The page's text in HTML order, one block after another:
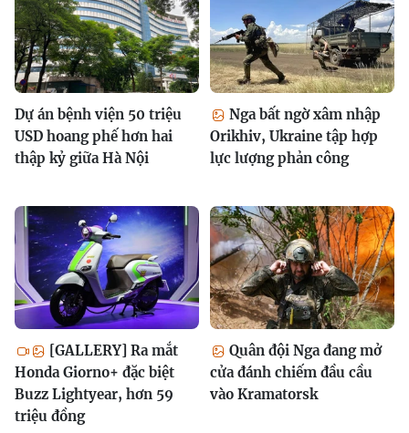
Dự án bệnh viện 50 triệu
USD hoang phế hơn hai
thập kỷ giữa Hà Nội
Nga bất ngờ xâm nhập
Orikhiv, Ukraine tập hợp
lực lượng phản công
[GALLERY] Ra mắt
Honda Giorno+ đặc biệt
Buzz Lightyear, hơn 59
triệu đồng
Quân đội Nga đang mở
cửa đánh chiếm đầu cầu
vào Kramatorsk